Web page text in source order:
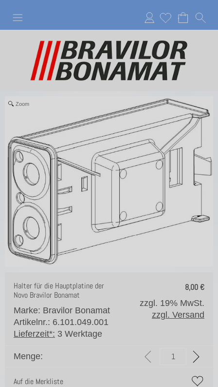
Anmelden
Zoom
8,00€
Halter für die Hauptplatine der
Novo Bravilor Bonamat
Marke: Bravilor Bonamat
Artikelnr.: 6.101.049.001
Lieferzeit*: 3 Werktage
zzgl. 19% MwSt.
zzgl. Versand
Menge:
Auf die Merkliste